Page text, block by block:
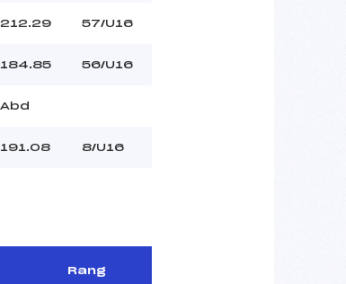
212.29 57/U16
184.85 56/U16
Abd
191.08 8/U16
Rang